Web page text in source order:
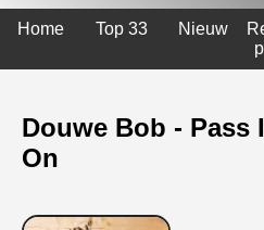
Home Top 33 Nieuw
Douwe Bob - Pass
On